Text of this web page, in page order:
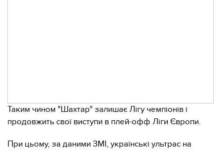
Таким чином "Шахтар" залишає Лігу чемпіонів і
продовжить свої виступи в плей-офф Ліги Європи.
При цьому, за даними ЗМІ, українські ультрас на